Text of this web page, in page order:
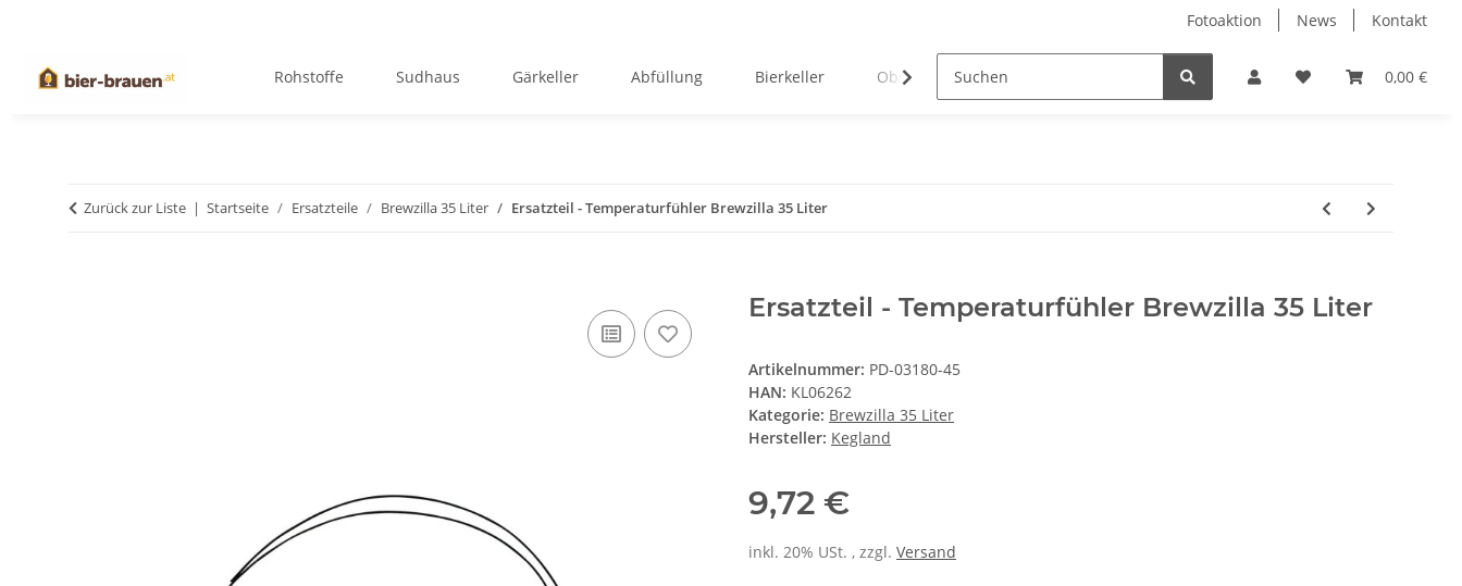
Fotoaktion News Kontakt
0,00 €
Rohstoffe Sudhaus Gärkeller Abfüllung Bierkeller Obstverarbeitung Nützliches Ersatzteile
Zurück zur Liste Startseite Ersatzteile Brewzilla 35 Liter Ersatzteil - Temperaturfühler Brewzilla 35 Liter
Ersatzteil - Temperaturfühler Brewzilla 35 Liter
Artikelnummer: PD-03180-45
HAN: KL06262
Kategorie: Brewzilla 35 Liter
Hersteller: Kegland
9,72 €
inkl. 20% USt. , zzgl. Versand